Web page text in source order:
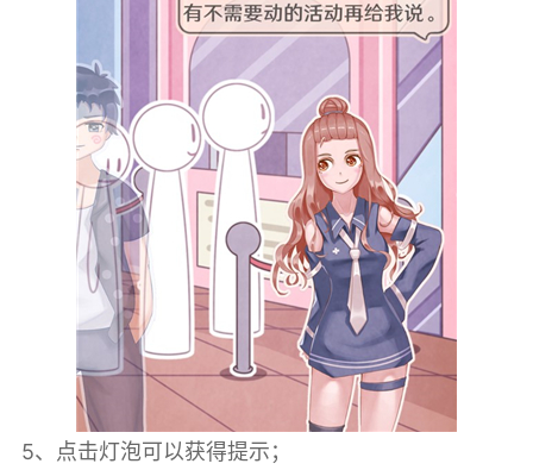
5、点击灯泡可以获得提示；